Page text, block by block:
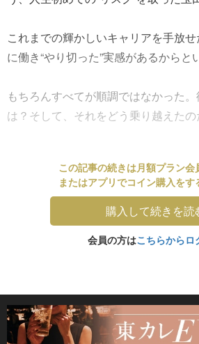
これまでの輝かしいキャリアを手放
に働き“やり切った”実感があるからと
もちろんすべてが順調ではなかった
は？そして、それをどう乗り越えたの
この記事の続きは月額プラン会
またはアプリでコイン購入をす
購入して続きを読
会員の方はこちらからロ